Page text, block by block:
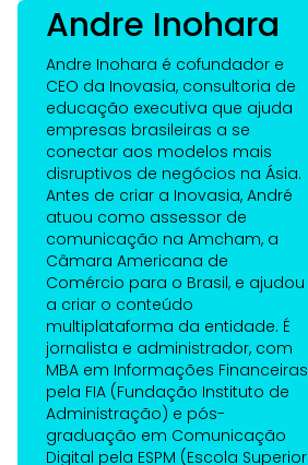
Andre Inohara
Andre Inohara é cofundador e
CEO da Inovasia, consultoria de
educação executiva que ajuda
empresas brasileiras a se
conectar aos modelos mais
disruptivos de negócios na Ásia.
Antes de criar a Inovasia, André
atuou como assessor de
comunicação na Amcham, a
Câmara Americana de
Comércio para o Brasil, e ajudou
a criar o conteúdo
multiplataforma da entidade. É
jornalista e administrador, com
MBA em Informações Financeiras
pela FIA (Fundação Instituto de
Administração) e pós-
graduação em Comunicação
Digital pela ESPM (Escola Superior